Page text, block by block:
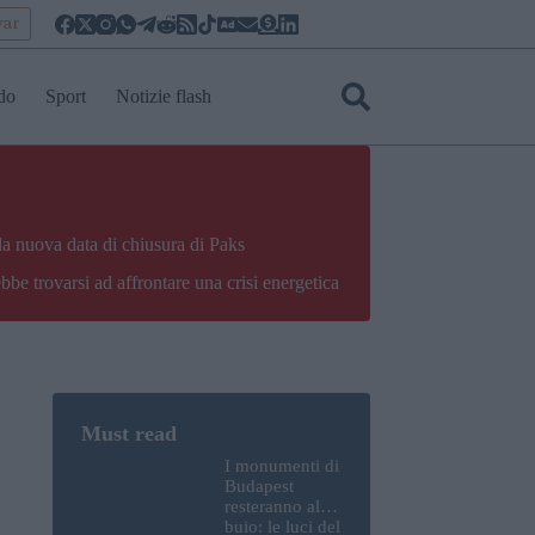
Sport Notizie flash
nuova data di chiusura di Paks
trovarsi ad affrontare una crisi energetica
I monumenti di
Budapest
resteranno al
buio: le luci del